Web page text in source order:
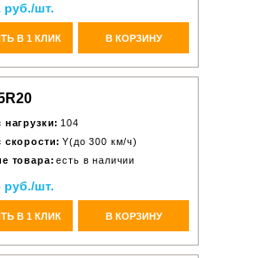
руб./шт.
В 1 КЛИК В КОРЗИНУ
нагрузки: 104
скорости: Y(до 300 км/ч)
товара: есть в наличии
руб./шт.
В 1 КЛИК В КОРЗИНУ